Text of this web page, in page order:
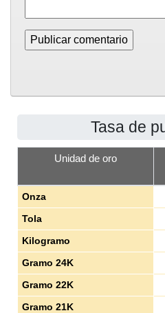
Tasa de
Unidad de oro
Onza
Tola
Kilogramo
Gramo 24K
Gramo 22K
Gramo 21K